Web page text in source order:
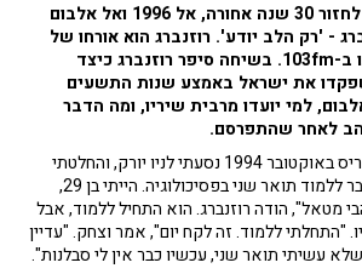
רז שכניק מזמין אותנו לחזור 30 שנה אחורה, אל 1996 ואל אלבום
- 'רק הלב יודע'. רוזנברג הוא אורחו של
שכניק הפעם בתוכניתו ב-103fm. בשיחה סיפר רוזנברג כיצד
את ישראל באמצע שנות התשעים
למי יועדו מרבית שיריו, ומה הדבר
לאחר שהתפרסם.
"כשעזבתי את סטלה מאריס באוקטובר 1994 נסעתי לניו יורק, והחלטתי
שאני פורש ממוזיקה ועובר ללמוד תואר שני בפסיכולוגיה. הייתי בן 29,
מטאל", הודה רוזנברג. הוא התחיל ללמוד, אבל
"התחלתי ללמוד. זה לקח יום", אמר וצחק. "עדיין
עשיתי תואר שני, עכשיו כבר אין לי סבלנות".